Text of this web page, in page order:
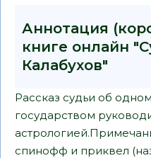
Аннотация
книге онлайн
Калабухов"
Рассказ судьи об
государством
спинофф и приквел